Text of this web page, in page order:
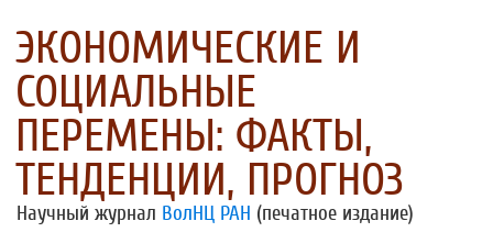
ЭКОНОМИЧЕСКИЕ И
СОЦИАЛЬНЫЕ
ПЕРЕМЕНЫ: ФАКТЫ,
ТЕНДЕНЦИИ, ПРОГНОЗ
Научный журнал ВолНЦ РАН (печатное издание)